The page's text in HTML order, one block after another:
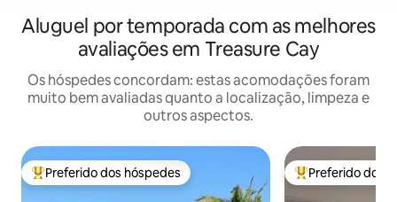
Aluguel por temporada com as melhores
avaliações em Treasure Cay
Os hóspedes concordam: estas acomodações foram
muito bem avaliadas quanto a localização, limpeza e
outros aspectos.
Entre os melhores preferidos dos hóspedes
Preferido dos hóspedes Entre os
Preferido dos